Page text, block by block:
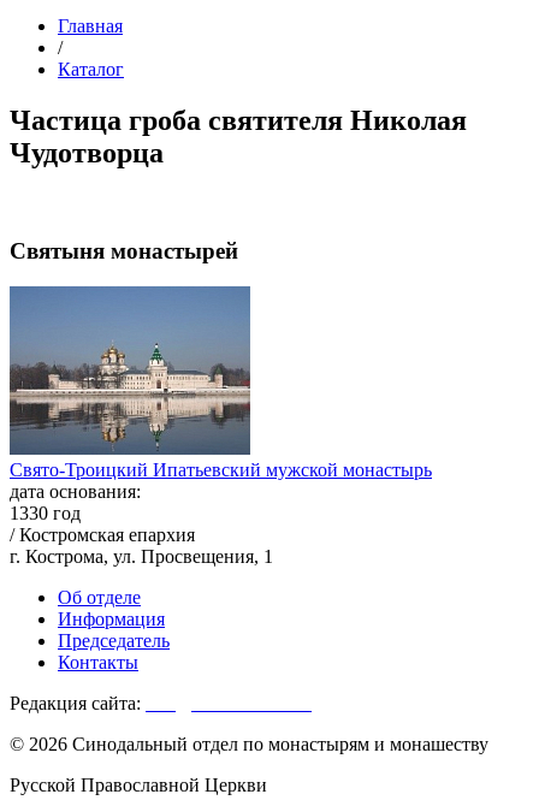
Главная
/
Каталог
Частица гроба святителя Николая
Чудотворца
Святыня монастырей
Свято-Троицкий Ипатьевский мужской монастырь
дата основания:
1330 год
/ Костромская епархия
г. Кострома, ул. Просвещения, 1
Об отделе
Информация
Председатель
Контакты
Редакция сайта:
© 2026 Синодальный отдел по монастырям и монашеству
Русской Православной Церкви